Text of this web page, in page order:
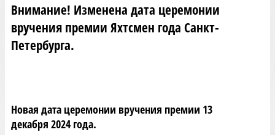
Внимание! Изменена дата церемонии
вручения премии Яхтсмен года Санкт-
Петербурга.
Новая дата церемонии вручения премии 13
декабря 2024 года.